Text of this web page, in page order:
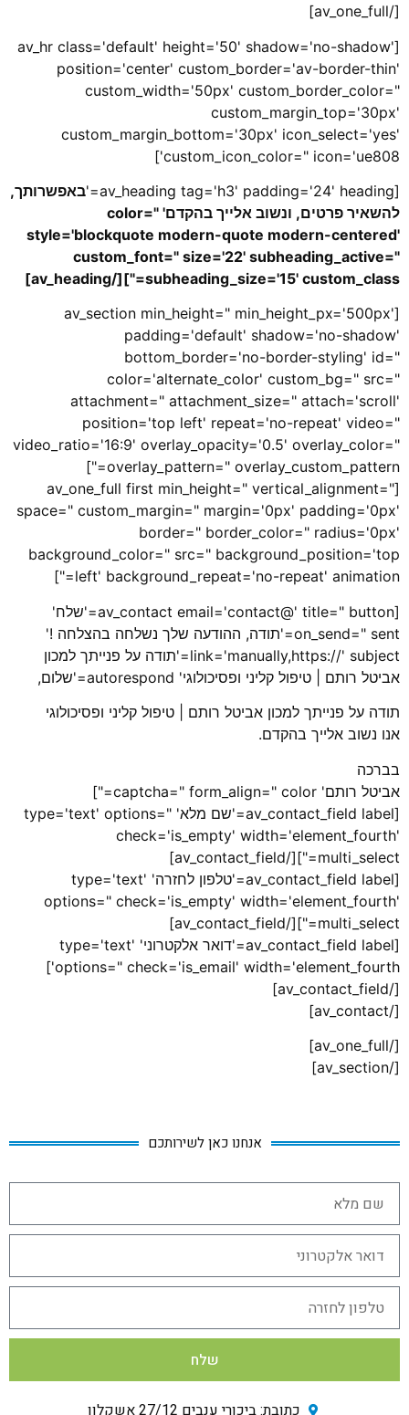
[/av_one_full]
[av_hr class='default' height='50' shadow='no-shadow'
position='center' custom_border='av-border-thin'
custom_width='50px' custom_border_color="
custom_margin_top='30px'
custom_margin_bottom='30px' icon_select='yes'
custom_icon_color=" icon='ue808']
[av_heading tag='h3' padding='24' heading='
באפשרותך,
להשאיר פרטים, ונשוב אלייך בהקדם' color="
style='blockquote modern-quote modern-centered'
custom_font=" size='22' subheading_active="
subheading_size='15' custom_class="][/av_heading]
[av_section min_height=" min_height_px='500px'
padding='default' shadow='no-shadow'
bottom_border='no-border-styling' id="
color='alternate_color' custom_bg=" src="
attachment=" attachment_size=" attach='scroll'
position='top left' repeat='no-repeat' video="
video_ratio='16:9' overlay_opacity='0.5' overlay_color="
overlay_pattern=" overlay_custom_pattern="]
[av_one_full first min_height=" vertical_alignment="
space=" custom_margin=" margin='0px' padding='0px'
border=" border_color=" radius='0px'
background_color=" src=" background_position='top
left' background_repeat='no-repeat' animation="]
[av_contact email='contact@' title=" button='שלח'
on_send=" sent='תודה, ההודעה שלך נשלחה בהצלחה !'
link='manually,https://' subject='תודה על פנייתך למכון
אביטל רותם | טיפול קליני ופסיכולוגי' autorespond='שלום,
תודה על פנייתך למכון אביטל רותם | טיפול קליני ופסיכולוגי
אנו נשוב אלייך בהקדם.
בברכה
אביטל רותם' captcha=" form_align=" color="]
[av_contact_field label='שם מלא' type='text' options="
check='is_empty' width='element_fourth'
multi_select="][/av_contact_field]
[av_contact_field label='טלפון לחזרה' type='text'
options=" check='is_empty' width='element_fourth'
multi_select="][/av_contact_field]
[av_contact_field label='דואר אלקטרוני' type='text'
options=" check='is_email' width='element_fourth']
[/av_contact_field]
[/av_contact]
[/av_one_full]
[/av_section]
אנחנו כאן לשירותכם
שלח